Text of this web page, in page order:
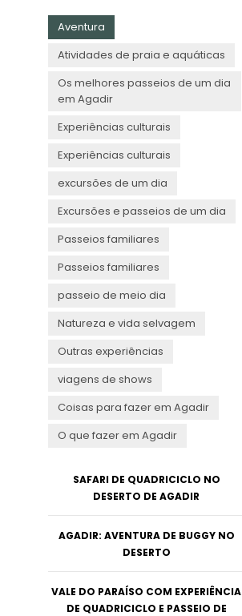
Aventura
Atividades de praia e aquáticas
Os melhores passeios de um dia
em Agadir
Experiências culturais
Experiências culturais
excursões de um dia
Excursões e passeios de um dia
Passeios familiares
Passeios familiares
passeio de meio dia
Natureza e vida selvagem
Outras experiências
viagens de shows
Coisas para fazer em Agadir
O que fazer em Agadir
SAFARI DE QUADRICICLO NO
DESERTO DE AGADIR
AGADIR: AVENTURA DE BUGGY NO
DESERTO
VALE DO PARAÍSO COM EXPERIÊNCIA
DE QUADRICICLO E PASSEIO DE